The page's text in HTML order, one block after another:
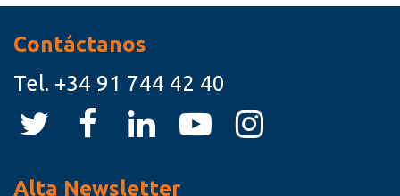
Contáctanos
Tel. +34 91 744 42 40
Alta Newsletter